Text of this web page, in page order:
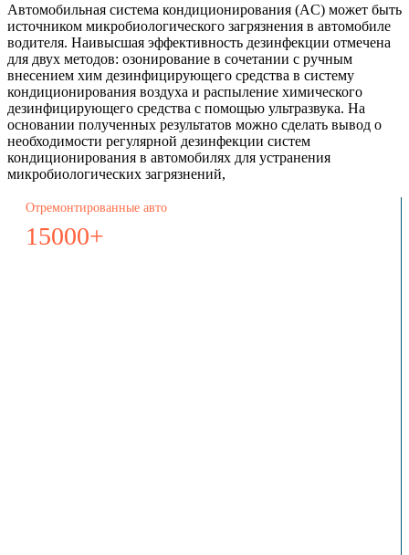
Автомобильная система кондиционирования (AC) может быть
источником микробиологического загрязнения в автомобиле
водителя. Наивысшая эффективность дезинфекции отмечена
для двух методов: озонирование в сочетании с ручным
внесением хим дезинфицирующего средства в систему
кондиционирования воздуха и распыление химического
дезинфицирующего средства с помощью ультразвука. На
основании полученных результатов можно сделать вывод о
необходимости регулярной дезинфекции систем
кондиционирования в автомобилях для устранения
микробиологических загрязнений,
Отремонтированные авто
15000+